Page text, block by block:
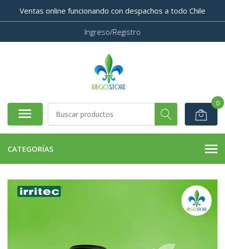
Ventas online funcionando con despachos a todo Chile
Ingreso/Registro
0
CATEGORÍAS